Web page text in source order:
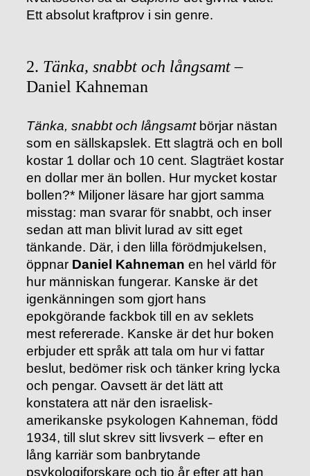
Ett absolut kraftprov i sin genre.
2. Tänka, snabbt och långsamt–
Daniel Kahneman
Tänka, snabbt och långsamtbörjar nästan
som en sällskapslek. Ett slagträ och en boll
kostar 1 dollar och 10 cent. Slagträet kostar
en dollar mer än bollen. Hur mycket kostar
bollen?* Miljoner läsare har gjort samma
misstag: man svarar för snabbt, och inser
sedan att man blivit lurad av sitt eget
tänkande. Där, i den lilla förödmjukelsen,
öppnar Daniel Kahneman en hel värld för
hur människan fungerar. Kanske är det
igenkänningen som gjort hans
epokgörande fackbok till en av seklets
mest refererade. Kanske är det hur boken
erbjuder ett språk att tala om hur vi fattar
beslut, bedömer risk och tänker kring lycka
och pengar. Oavsett är det lätt att
konstatera att när den israelisk-
amerikanske psykologen Kahneman, född
1934, till slut skrev sitt livsverk – efter en
lång karriär som banbrytande
psykologiforskare och tio år efter att han